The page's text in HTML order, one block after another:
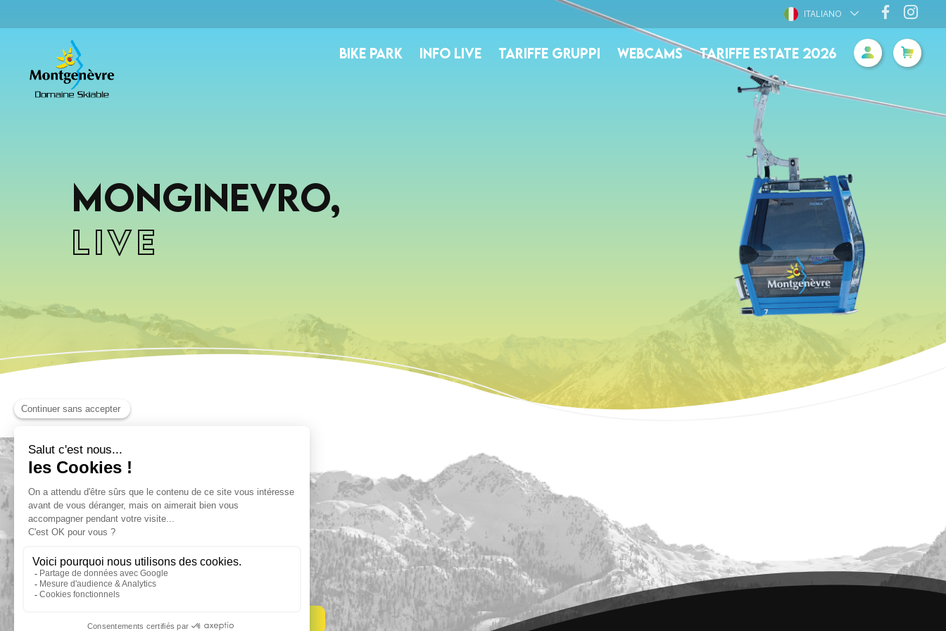
ITALIANO
BIKE PARK INFO LIVE TARIFFE GRUPPI WEBCAMS TARIFFE ESTATE 2026
Monginevro,
Live
Newsletter
Per ricevere informazioni fresche
come la nostra neve, abbonati :